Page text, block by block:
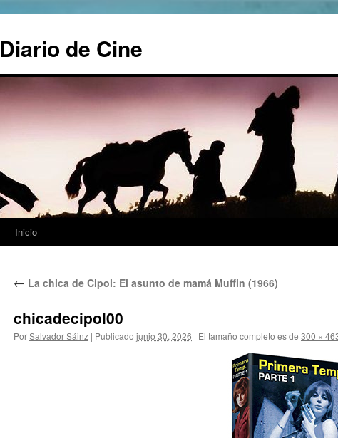
contenido
Diario de Cine
Inicio
← La chica de Cipol: El asunto de mamá Muffin (1966)
chicadecipol00
PorSalvador Sáinz | Publicado junio 30, 2026 | El tamaño completo es de 300 ×